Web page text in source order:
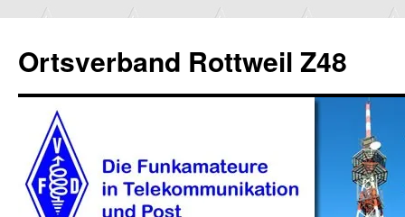
Ortsverband Rottweil Z48